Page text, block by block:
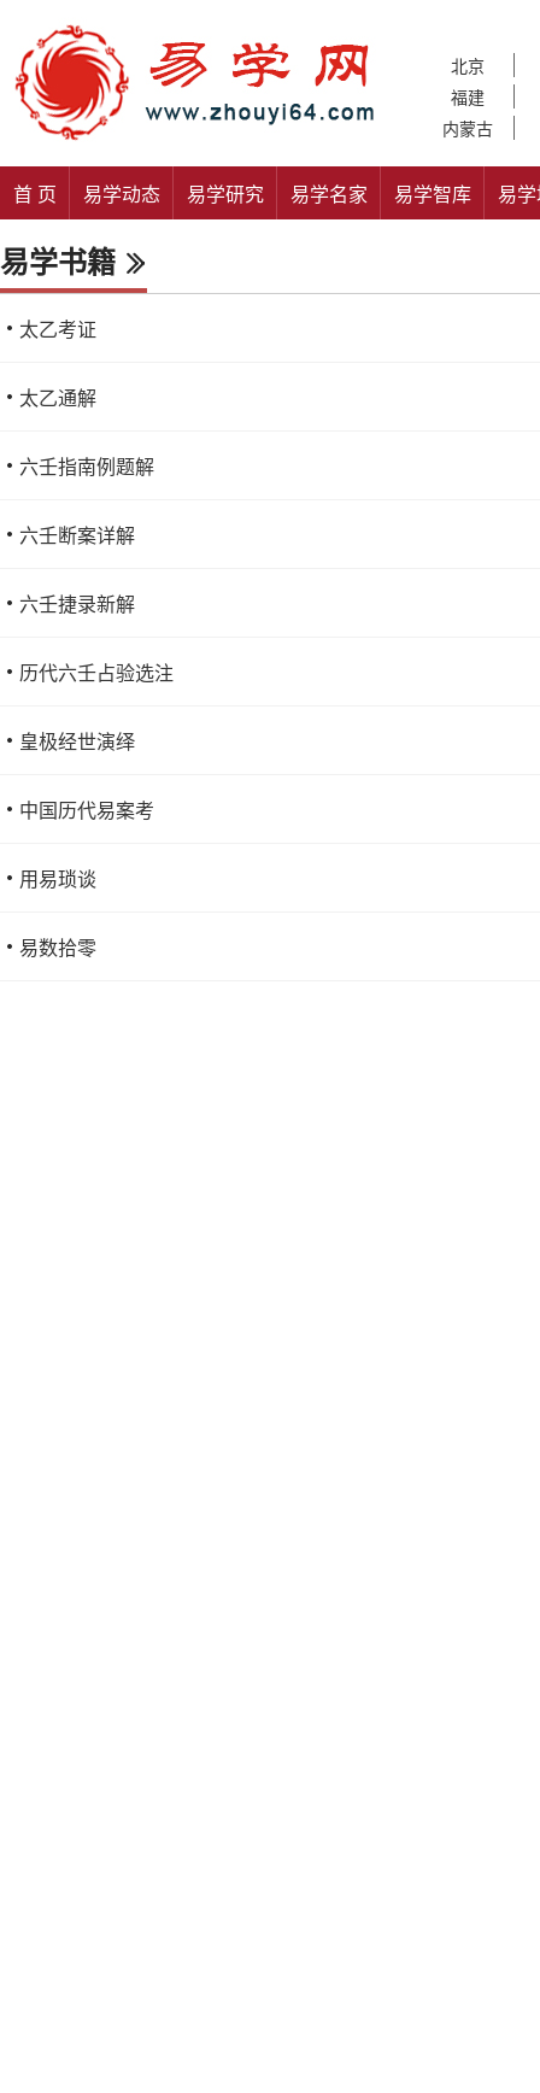
北京
福建
内蒙古
首 页 易学动态 易学研究 易学名家 易学智库 易
易学书籍
太乙考证
太乙通解
六壬指南例题解
六壬断案详解
六壬捷录新解
历代六壬占验选注
皇极经世演绎
中国历代易案考
用易琐谈
易数拾零